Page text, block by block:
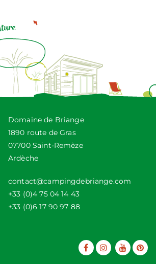
Domaine de Briange
1890 route de Gras
07700 Saint-Remèze
Ardèche
contact@campingdebriange.com
+33 (0)4 75 04 14 43
+33 (0)6 17 90 97 88